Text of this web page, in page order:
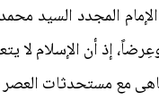
المجدد السيد
إذ أن الإسلام
مع مستحدثات العصر